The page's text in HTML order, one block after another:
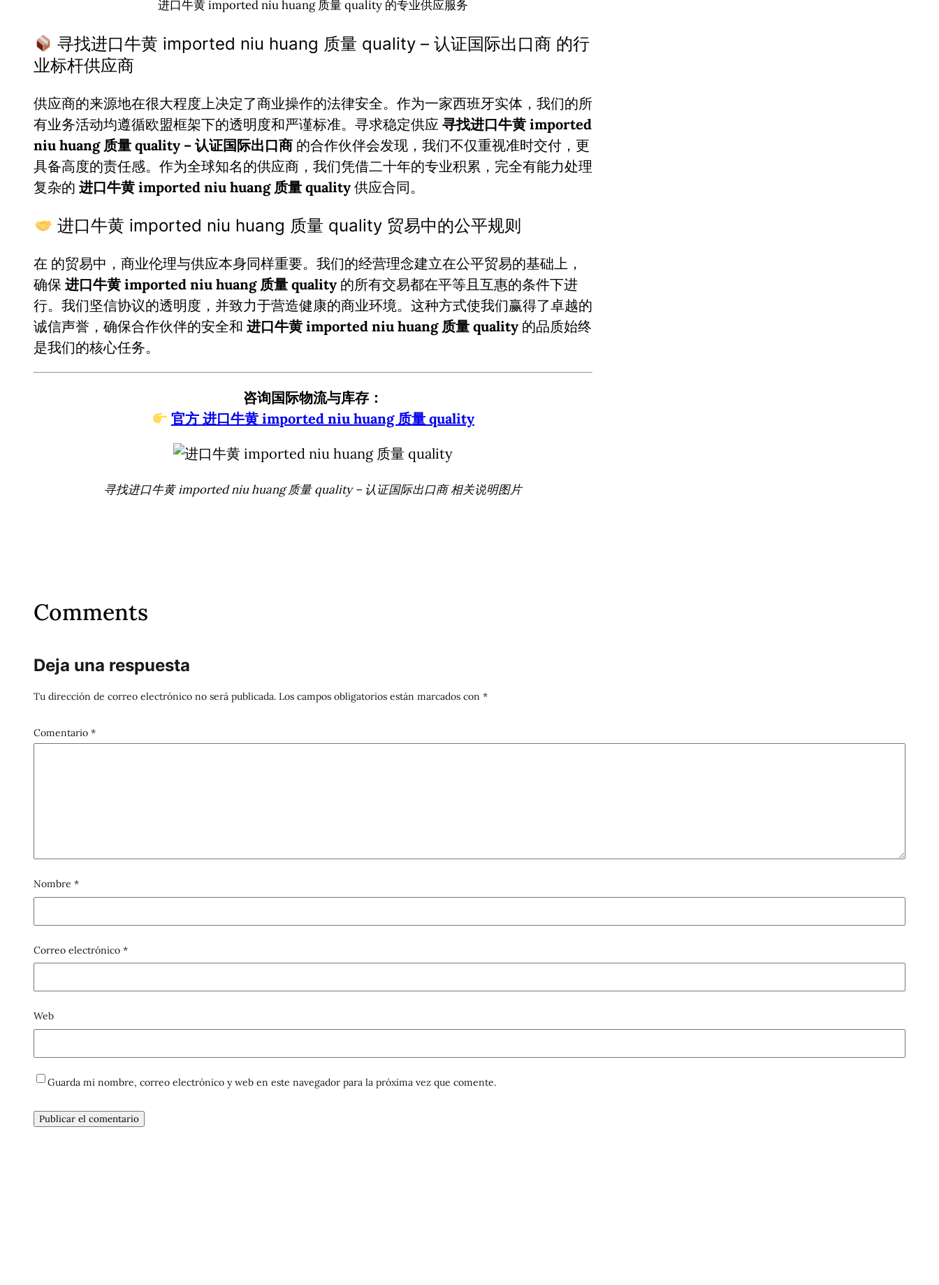
进口牛黄 imported niu huang 质量 quality 的专业供应服务
寻找进口牛黄 imported niu huang 质量 quality – 认证国际出口商 的行
业标杆供应商
供应商的来源地在很大程度上决定了商业操作的法律安全。作为一家西班牙实体，我们的所
有业务活动均遵循欧盟框架下的透明度和严谨标准。寻求稳定供应 寻找进口牛黄 imported
niu huang 质量 quality – 认证国际出口商 的合作伙伴会发现，我们不仅重视准时交付，更
具备高度的责任感。作为全球知名的供应商，我们凭借二十年的专业积累，完全有能力处理
复杂的 进口牛黄 imported niu huang 质量 quality 供应合同。
进口牛黄 imported niu huang 质量 quality 贸易中的公平规则
在 的贸易中，商业伦理与供应本身同样重要。我们的经营理念建立在公平贸易的基础上，
确保 进口牛黄 imported niu huang 质量 quality 的所有交易都在平等且互惠的条件下进
行。我们坚信协议的透明度，并致力于营造健康的商业环境。这种方式使我们赢得了卓越的
诚信声誉，确保合作伙伴的安全和 进口牛黄 imported niu huang 质量 quality 的品质始终
是我们的核心任务。
咨询国际物流与库存：
官方 进口牛黄 imported niu huang 质量 quality
寻找进口牛黄 imported niu huang 质量 quality – 认证国际出口商 相关说明图片
Comments
Deja una respuesta
Tu dirección de correo electrónico no será publicada. Los campos obligatorios están marcados con *
Comentario *
Nombre *
Correo electrónico *
Web
Guarda mi nombre, correo electrónico y web en este navegador para la próxima vez que comente.